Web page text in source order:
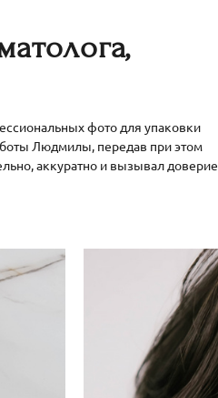
фото для упаковки
Людмилы, передав при этом
аккуратно и вызывал доверие